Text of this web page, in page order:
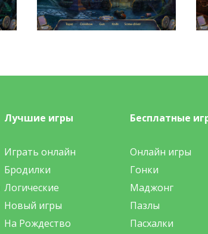
Лучшие игры
Играть онлайн
Бродилки
Логические
Новый игры
На Рождество
Бесплатные
Онлайн игры
Гонки
Маджонг
Пазлы
Пасхалки